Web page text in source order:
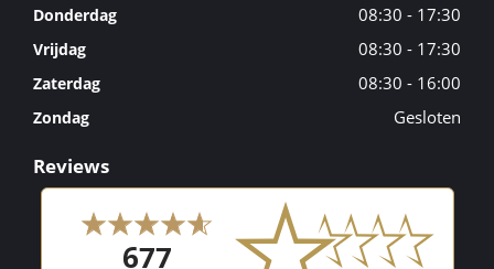
Donderdag 08:30 - 17:30
Vrijdag 08:30 - 17:30
Zaterdag 08:30 - 16:00
Zondag Gesloten
Reviews